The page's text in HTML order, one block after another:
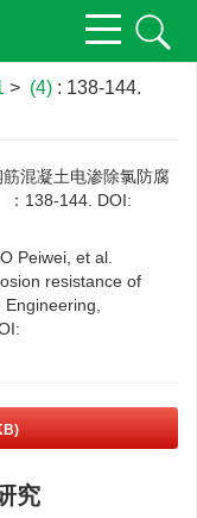
> (4) : 138-144.
混凝土电渗除氯防腐
：138-144. DOI:
Peiwei, et al.
resistance of
究